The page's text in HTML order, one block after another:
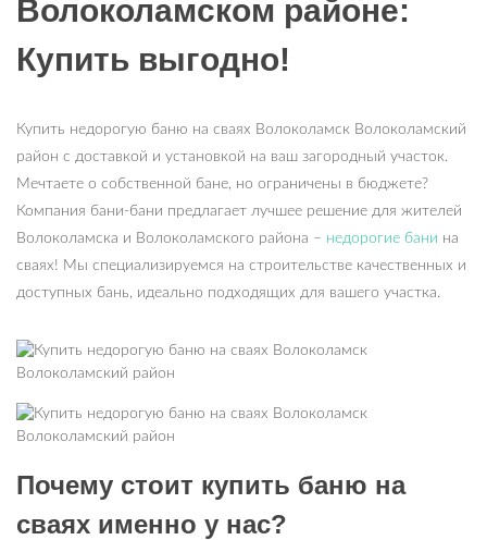
Волоколамском районе:
Купить выгодно!
Купить недорогую баню на сваях Волоколамск Волоколамский
район с доставкой и установкой на ваш загородный участок.
Мечтаете о собственной бане, но ограничены в бюджете?
Компания бани-бани предлагает лучшее решение для жителей
Волоколамска и Волоколамского района – недорогие бани на
сваях! Мы специализируемся на строительстве качественных и
доступных бань, идеально подходящих для вашего участка.
Почему стоит купить баню на
сваях именно у нас?